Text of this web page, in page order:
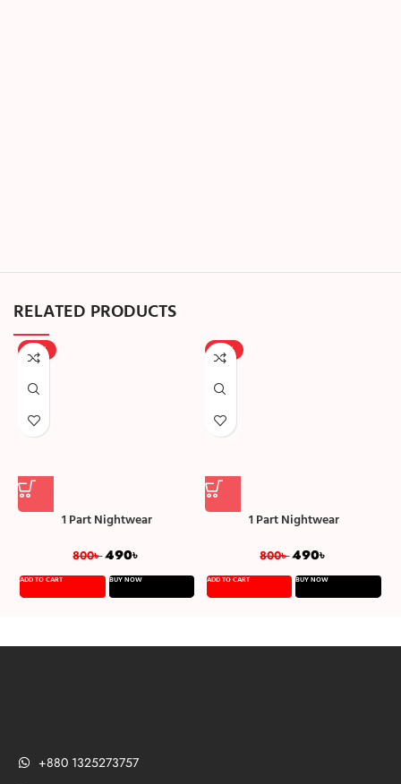
RELATED PRODUCTS
-39%
1 Part Nightwear
800৳490৳
ADD TO CART BUY NOW
-39%
1 Part Nightwear
800৳490৳
ADD TO CART BUY NOW
+880 1325273757